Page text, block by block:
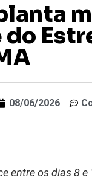
do
08/06/2026
entre os dias 8